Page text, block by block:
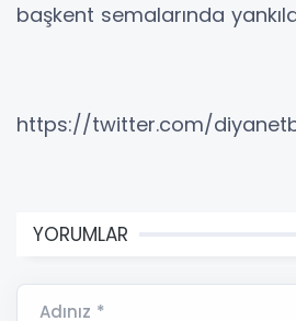
başkent semalarında
https://twitter.com/
YORUMLAR
Adınız *